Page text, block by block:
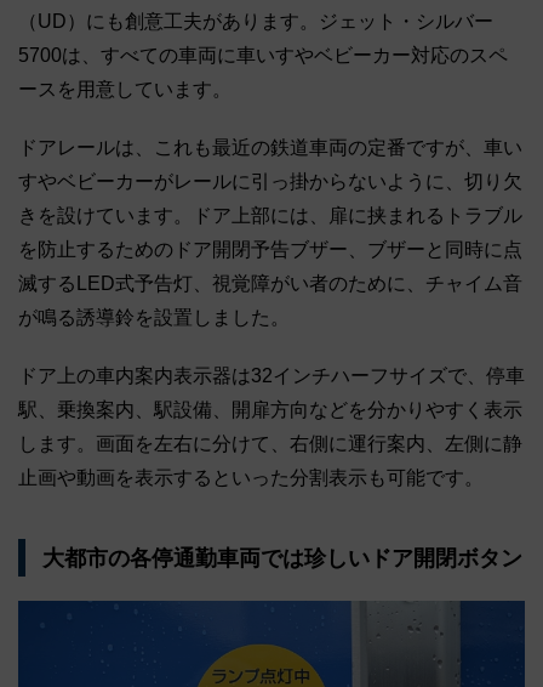
（UD）にも創意工夫があります。ジェット・シルバー
5700は、すべての車両に車いすやベビーカー対応のスペ
ースを用意しています。
ドアレールは、これも最近の鉄道車両の定番ですが、車い
すやベビーカーがレールに引っ掛からないように、切り欠
きを設けています。ドア上部には、扉に挟まれるトラブル
を防止するためのドア開閉予告ブザー、ブザーと同時に点
滅するLED式予告灯、視覚障がい者のために、チャイム音
が鳴る誘導鈴を設置しました。
ドア上の車内案内表示器は32インチハーフサイズで、停車
駅、乗換案内、駅設備、開扉方向などを分かりやすく表示
します。画面を左右に分けて、右側に運行案内、左側に静
止画や動画を表示するといった分割表示も可能です。
大都市の各停通勤車両では珍しいドア開閉ボタン